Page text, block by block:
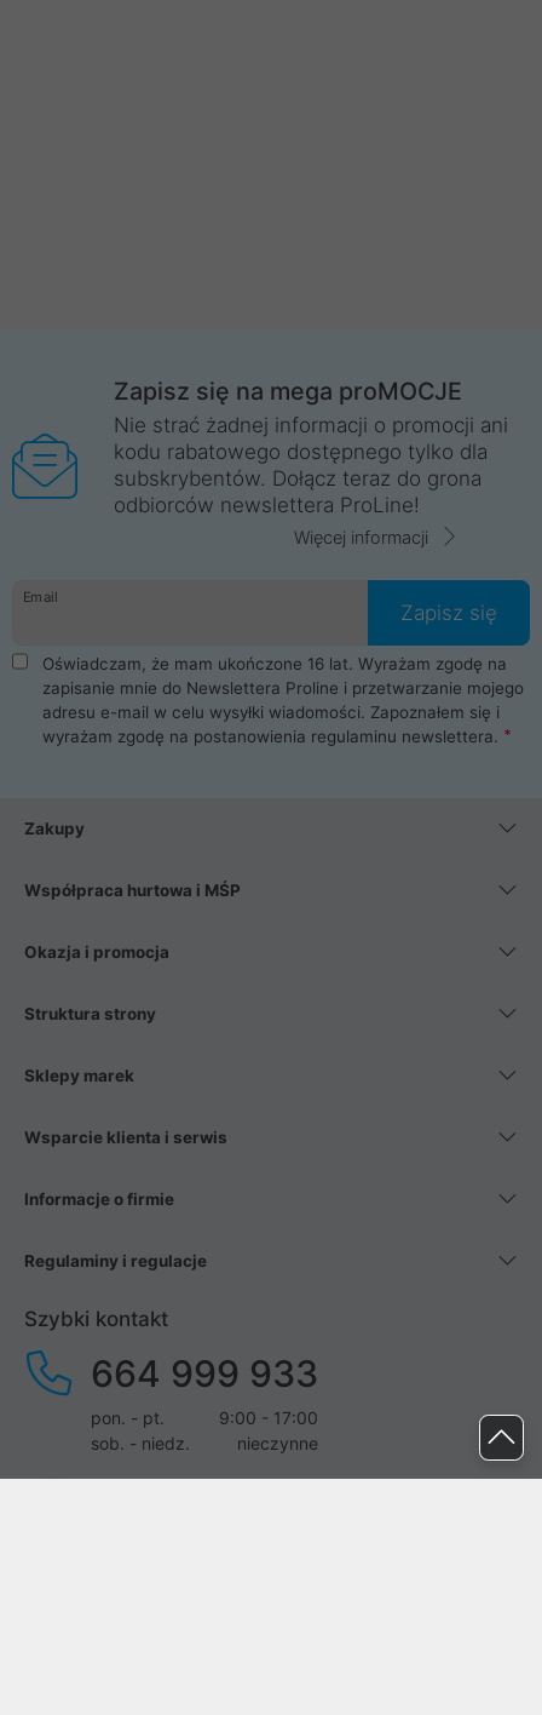
Zapisz się na mega proMOCJE
Nie strać żadnej informacji o promocji ani
kodu rabatowego dostępnego tylko dla
subskrybentów. Dołącz teraz do grona
odbiorców newslettera ProLine!
Więcej informacji
Email
Zapisz się
Oświadczam, że mam ukończone 16 lat. Wyrażam zgodę na
zapisanie mnie do Newslettera Proline i przetwarzanie mojego
adresu e-mail w celu wysyłki wiadomości. Zapoznałem się i
wyrażam zgodę na postanowienia regulaminu newslettera.
Zakupy
Współpraca hurtowa i MŚP
Okazja i promocja
Struktura strony
Sklepy marek
Wsparcie klienta i serwis
Informacje o firmie
Regulaminy i regulacje
Szybki kontakt
664 999 933
pon. - pt.
9:00 - 17:00
sob. - niedz.
nieczynne